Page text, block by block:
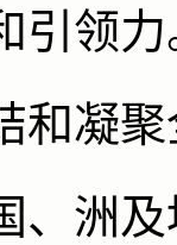
引领
和凝
、洲